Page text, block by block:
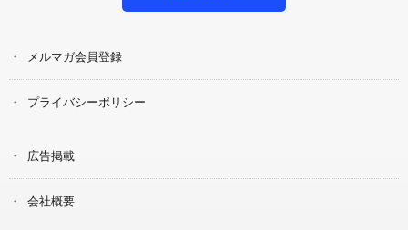
メルマガ会員登録
プライバシーポリシー
広告掲載
会社概要